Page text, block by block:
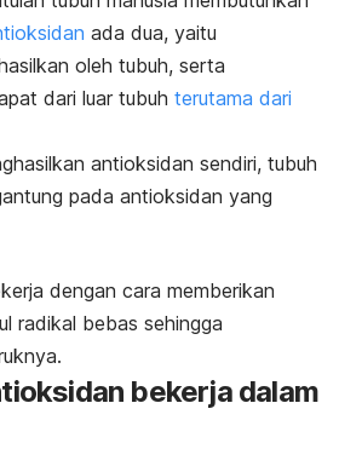
ada dua, yaitu
oleh tubuh, serta
dari luar tubuh terutama dari
antioksidan sendiri, tubuh
pada antioksidan yang
dengan cara memberikan
radikal bebas sehingga
bekerja dalam